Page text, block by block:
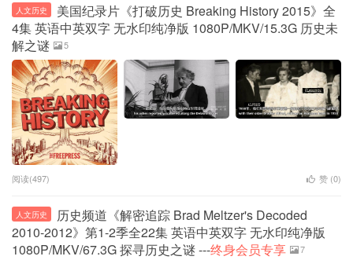
人文历史
美国纪录片《打破历史 Breaking History 2015》全
4集 英语中英双字 无水印纯净版 1080P/MKV/15.3G 历史未
解之谜
5
阅读(497) 赞 (0)
人文历史
历史频道《解密追踪 Brad Meltzer's Decoded
2010-2012》第1-2季全22集 英语中英双字 无水印纯净版
1080P/MKV/67.3G 探寻历史之谜 ---终身会员专享 7